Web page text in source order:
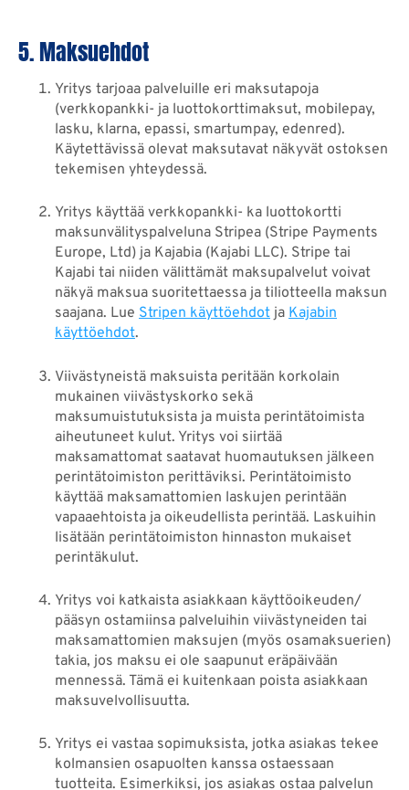
5. Maksuehdot
Yritys tarjoaa palveluille eri maksutapoja
(verkkopankki- ja luottokorttimaksut, mobilepay,
lasku, klarna, epassi, smartumpay, edenred).
Käytettävissä olevat maksutavat näkyvät ostoksen
tekemisen yhteydessä.
Yritys käyttää verkkopankki- ka luottokortti
maksunvälityspalveluna Stripea (Stripe Payments
Europe, Ltd) ja Kajabia (Kajabi LLC). Stripe tai
Kajabi tai niiden välittämät maksupalvelut voivat
näkyä maksua suoritettaessa ja tiliotteella maksun
saajana. Lue Stripen käyttöehdot ja Kajabin
käyttöehdot.
Viivästyneistä maksuista peritään korkolain
mukainen viivästyskorko sekä
maksumuistutuksista ja muista perintätoimista
aiheutuneet kulut. Yritys voi siirtää
maksamattomat saatavat huomautuksen jälkeen
perintätoimiston perittäviksi. Perintätoimisto
käyttää maksamattomien laskujen perintään
vapaaehtoista ja oikeudellista perintää. Laskuihin
lisätään perintätoimiston hinnaston mukaiset
perintäkulut.
Yritys voi katkaista asiakkaan käyttöoikeuden/
pääsyn ostamiinsa palveluihin viivästyneiden tai
maksamattomien maksujen (myös osamaksuerien)
takia, jos maksu ei ole saapunut eräpäivään
mennessä. Tämä ei kuitenkaan poista asiakkaan
maksuvelvollisuutta.
Yritys ei vastaa sopimuksista, jotka asiakas tekee
kolmansien osapuolten kanssa ostaessaan
tuotteita. Esimerkiksi, jos asiakas ostaa palvelun